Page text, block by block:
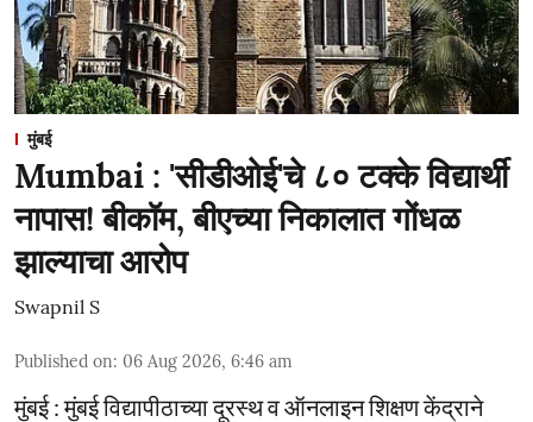
मुंबई
Mumbai : 'सीडीओई'चे ८० टक्के विद्यार्थी
नापास! बीकॉम, बीएच्या निकालात गोंधळ
झाल्याचा आरोप
Swapnil S
Published on: 06 Aug 2026, 6:46 am
मुंबई : मुंबई विद्यापीठाच्या दूरस्थ व ऑनलाइन शिक्षण केंद्राने